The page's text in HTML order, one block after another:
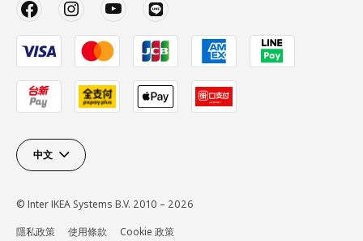
中文
© Inter IKEA Systems B.V. 2010 – 2026
隱私政策
使用條款 Cookie 政策